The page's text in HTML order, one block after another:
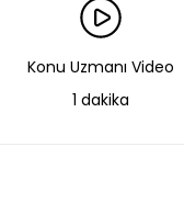
Konu Uzmanı Video
1 dakika